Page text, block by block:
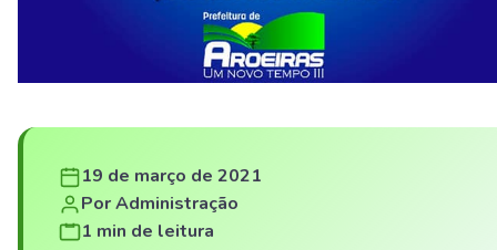
19 de março de 2021
Por Administração
1 min de leitura